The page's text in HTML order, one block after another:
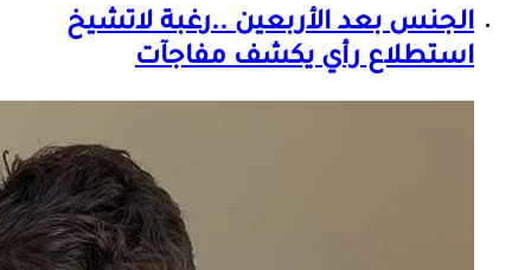
الجنس بعد الأربعين..رغبة لاتشيخ
استطلاع رأي يكشف مفاجآت